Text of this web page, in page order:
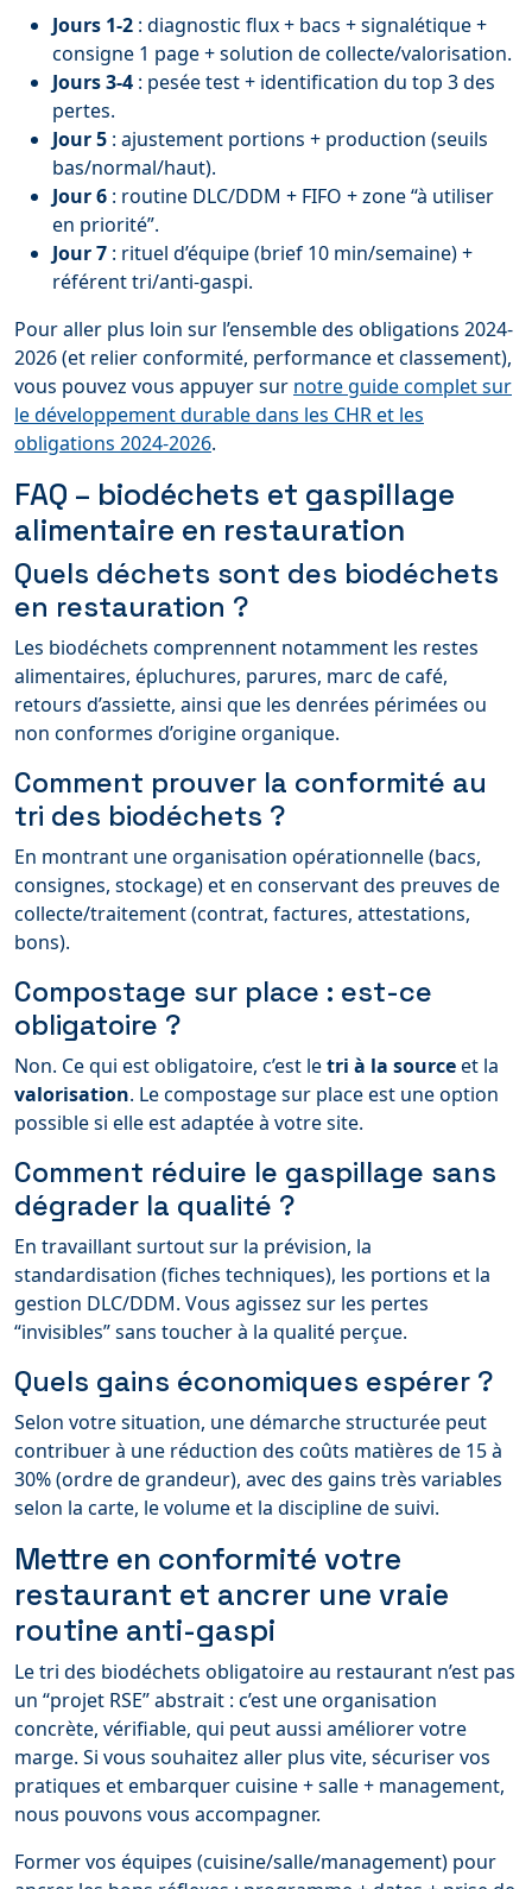
Jours 1-2 : diagnostic flux + bacs + signalétique +
consigne 1 page + solution de collecte/valorisation.
Jours 3-4 : pesée test + identification du top 3 des
pertes.
Jour 5 : ajustement portions + production (seuils
bas/normal/haut).
Jour 6 : routine DLC/DDM + FIFO + zone “à utiliser
en priorité”.
Jour 7 : rituel d’équipe (brief 10 min/semaine) +
référent tri/anti-gaspi.
Pour aller plus loin sur l’ensemble des obligations 2024-
2026 (et relier conformité, performance et classement),
vous pouvez vous appuyer sur notre guide complet sur
le développement durable dans les CHR et les
obligations 2024-2026.
FAQ – biodéchets et gaspillage
alimentaire en restauration
Quels déchets sont des biodéchets
en restauration ?
Les biodéchets comprennent notamment les restes
alimentaires, épluchures, parures, marc de café,
retours d’assiette, ainsi que les denrées périmées ou
non conformes d’origine organique.
Comment prouver la conformité au
tri des biodéchets ?
En montrant une organisation opérationnelle (bacs,
consignes, stockage) et en conservant des preuves de
collecte/traitement (contrat, factures, attestations,
bons).
Compostage sur place : est-ce
obligatoire ?
Non. Ce qui est obligatoire, c’est letri à la sourceet la
valorisation. Le compostage sur place est une option
possible si elle est adaptée à votre site.
Comment réduire le gaspillage sans
dégrader la qualité ?
En travaillant surtout sur la prévision, la
standardisation (fiches techniques), les portions et la
gestion DLC/DDM. Vous agissez sur les pertes
“invisibles” sans toucher à la qualité perçue.
Quels gains économiques espérer ?
Selon votre situation, une démarche structurée peut
contribuer à une réduction des coûts matières de 15 à
30% (ordre de grandeur), avec des gains très variables
selon la carte, le volume et la discipline de suivi.
Mettre en conformité votre
restaurant et ancrer une vraie
routine anti-gaspi
Le tri des biodéchets obligatoire au restaurant n’est pas
un “projet RSE” abstrait : c’est une organisation
concrète, vérifiable, qui peut aussi améliorer votre
marge. Si vous souhaitez aller plus vite, sécuriser vos
pratiques et embarquer cuisine + salle + management,
nous pouvons vous accompagner.
Former vos équipes (cuisine/salle/management) pour